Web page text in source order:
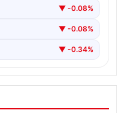
▼ -0.08%
▼ -0.08%
▼ -0.34%